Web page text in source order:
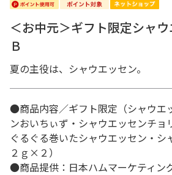
＜お中元＞ギフト限定シャ
Ｂ
夏の主役は、シャウエッセン。
●商品内容／ギフト限定（シャウエ
ンおいちぃず・シャウエッセンチ
ぐるぐる巻いたシャウエッセン・
２ｇ×２）
●商品提供：日本ハムマーケティン